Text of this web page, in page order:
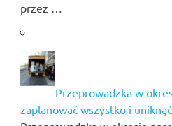
przez …
Przeprowadzka w
zaplanować wszystko i